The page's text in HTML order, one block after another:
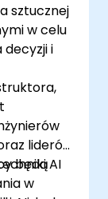
sztucznej
w celu
i
liderów
AI
w
będą